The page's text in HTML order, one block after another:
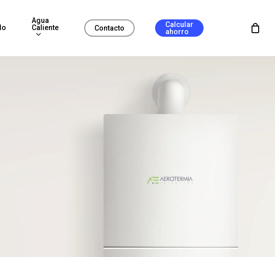
Agua
Caliente
Contacto
Calcular
ahorro